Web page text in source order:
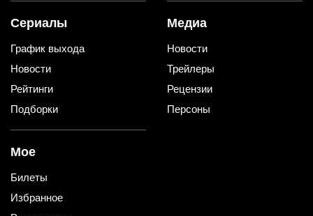
Сериалы
График выхода
Новости
Рейтинги
Подборки
Медиа
Новости
Трейлеры
Рецензии
Персоны
Мое
Билеты
Избранное